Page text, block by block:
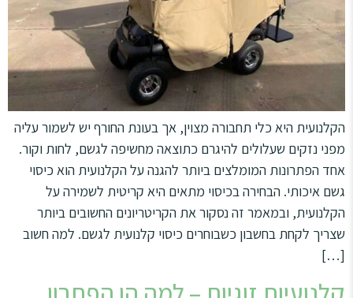
הקלנועית היא כלי תחבורה מצוין, אך בעונת החורף יש לשמור עליה
מפני נזקים שעלולים להיגרם כתוצאה מחשיפה לגשם, לחות וקור.
אחד הפתרונות המומלצים ביותר להגנה על הקלנועית הוא כיסוי
גשם איכותי. הבחירה בכיסוי מתאים היא קריטית לשמירה על
הקלנועית, ובמאמר זה נסקור את הקריטריונים החשובים ביותר
שצריך לקחת בחשבון כשבוחרים כיסוי קלנועית לגשם. למה חשוב
[…]